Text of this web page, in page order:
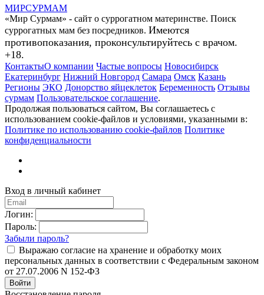
МИРСУРМАМ
«Мир Сурмам» - сайт о суррогатном материнстве. Поиск
суррогатных мам без посредников. Имеются
противопоказания, проконсультируйтесь с врачом.
+18.
КонтактыО компании Частые вопросы Новосибирск
Екатеринбург Нижний Новгород Самара Омск Казань
Регионы ЭКО Донорство яйцеклеток Беременность Отзывы
сурмам Пользовательское соглашение.
Продолжая пользоваться сайтом, Вы соглашаетесь с
использованием cookie-файлов и условиями, указанными в:
Политике по использованию cookie-файлов Политике
конфиденциальности
Вход в личный кабинет
Логин:
Пароль:
Забыли пароль?
Выражаю согласие на хранение и обработку моих
персональных данных в соответствии с Федеральным законом
от 27.07.2006 N 152-ФЗ
Войти